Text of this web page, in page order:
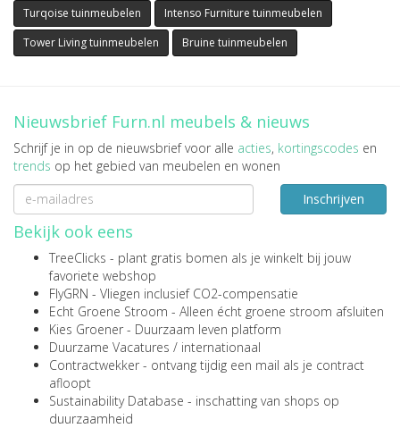
Turqoise tuinmeubelen
Intenso Furniture tuinmeubelen
Tower Living tuinmeubelen
Bruine tuinmeubelen
Nieuwsbrief Furn.nl meubels & nieuws
Schrijf je in op de nieuwsbrief voor alle acties, kortingscodes en
trends op het gebied van meubelen en wonen
Inschrijven
Bekijk ook eens
TreeClicks - plant gratis bomen als je winkelt bij jouw
favoriete webshop
FlyGRN - Vliegen inclusief CO2-compensatie
Echt Groene Stroom - Alleen écht groene stroom afsluiten
Kies Groener - Duurzaam leven platform
Duurzame Vacatures / internationaal
Contractwekker - ontvang tijdig een mail als je contract
afloopt
Sustainability Database - inschatting van shops op
duurzaamheid